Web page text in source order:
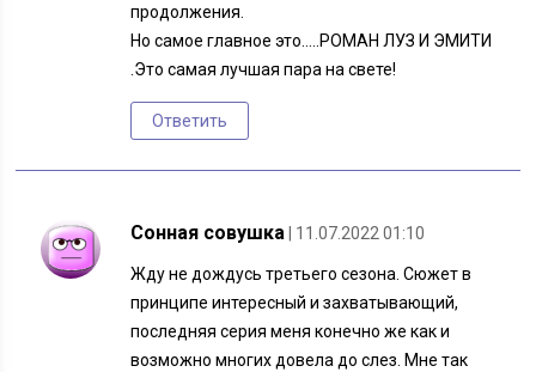
продолжения.
Но самое главное это…..РОМАН ЛУЗ И ЭМИТИ
.Это самая лучшая пара на свете!
Ответить
Сонная совушка | 11.07.2022 01:10
Жду не дождусь третьего сезона. Сюжет в
принципе интересный и захватывающий,
последняя серия меня конечно же как и
возможно многих довела до слез. Мне так